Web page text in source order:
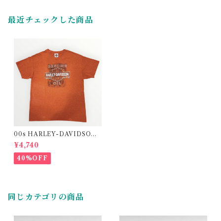
最近チェックした商品
00s HARLEY-DAVIDSON
print t-shirt
¥4,740
40%OFF
同じカテゴリの商品